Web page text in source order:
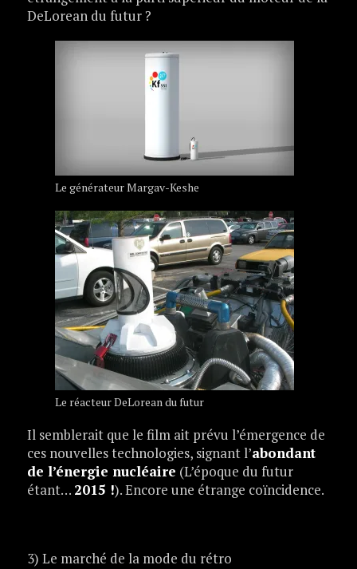
DeLorean du futur ?
Le générateur Margav-Keshe
Le réacteur DeLorean du futur
Il semblerait que le film ait prévu l’émergence de
ces nouvelles technologies, signant l’abondant
de l’énergie nucléaire (L’époque du futur
étant… 2015 !). Encore une étrange coïncidence.
3) Le marché de la mode du rétro